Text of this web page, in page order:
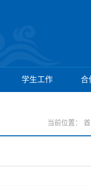
学生工作 合
当前位置：